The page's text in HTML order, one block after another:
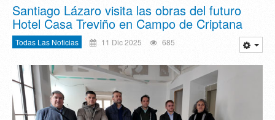
Santiago Lázaro visita las obras del futuro
Hotel Casa Treviño en Campo de Criptana
Todas Las Noticias 11 Dic 2025 685